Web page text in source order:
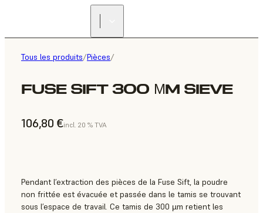
Tous les produits/Pièces/
FUSE SIFT 300 ΜM SIEVE
106,80 €incl. 20 % TVA
Pendant l’extraction des pièces de la Fuse Sift, la poudre
non frittée est évacuée et passée dans le tamis se trouvant
sous l’espace de travail. Ce tamis de 300 µm retient les